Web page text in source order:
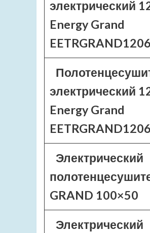
электрический
Energy Grand
электрический
Energy Grand
Электрический
GRAND 100×50
Электрический